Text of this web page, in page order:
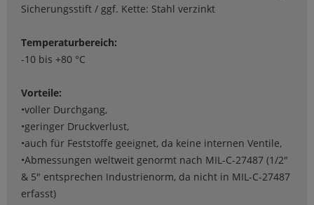
Sicherungsstift / ggf. Kette: Stahl verzinkt
Temperaturbereich:
-10 bis +80 °C
Vorteile:
•voller Durchgang,
•geringer Druckverlust,
•auch für Feststoffe geeignet, da keine internen Ventile,
•Abmessungen weltweit genormt nach MIL-C-27487 (1/2"
& 5" entsprechen Industrienorm, da nicht in MIL-C-27487
erfasst)